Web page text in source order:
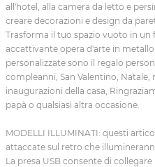
all'hotel, alla camera da letto e
creare decorazioni e design da
Trasforma il tuo spazio vuoto in un
accattivante opera d'arte in
personalizzate sono il regalo
compleanni, San Valentino, Natale,
inaugurazioni della casa,
papà o qualsiasi altra occasione.
MODELLI ILLUMINATI: questi
attaccate sul retro che
La presa USB consente di